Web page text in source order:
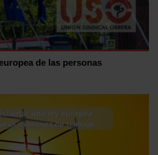
de las personas